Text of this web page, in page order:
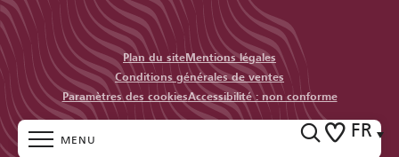
MENU FR
Plan du site Mentions légales
Conditions générales de ventes
Paramètres des cookiesAccessibilité : non conforme